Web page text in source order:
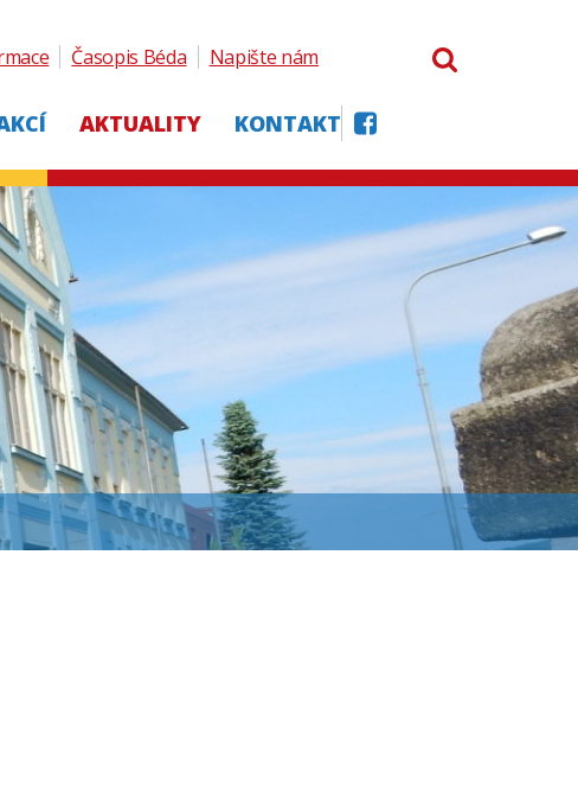
AKTUALITY KONTAKT
Časopis Béda Napište nám